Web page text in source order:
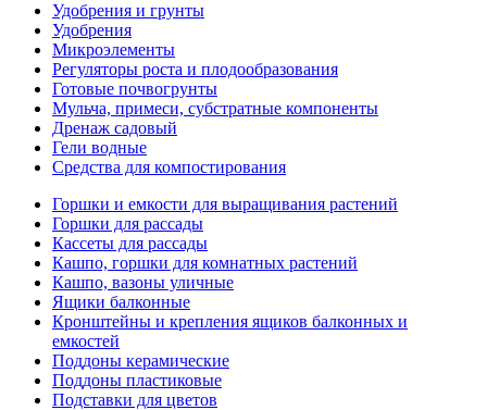
Удобрения и грунты
Удобрения
Микроэлементы
Регуляторы роста и плодообразования
Готовые почвогрунты
Мульча, примеси, субстратные компоненты
Дренаж садовый
Гели водные
Средства для компостирования
Горшки и емкости для выращивания растений
Горшки для рассады
Кассеты для рассады
Кашпо, горшки для комнатных растений
Кашпо, вазоны уличные
Ящики балконные
Кронштейны и крепления ящиков балконных и
емкостей
Поддоны керамические
Поддоны пластиковые
Подставки для цветов